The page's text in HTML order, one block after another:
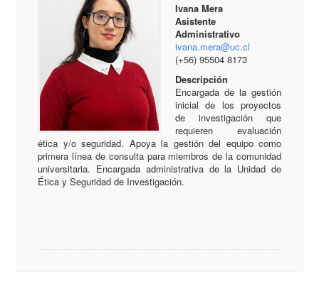
Ivana Mera
Asistente
Administrativo
ivana.mera@uc.cl
(+56) 95504 8173
Descripción
Encargada de la gestión
inicial de los proyectos
de investigación que
requieren evaluación
ética y/o seguridad. Apoya la gestión del equipo como
primera línea de consulta para miembros de la comunidad
universitaria. Encargada administrativa de la Unidad de
Ética y Seguridad de Investigación.